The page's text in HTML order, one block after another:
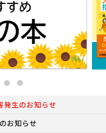
発生のお知らせ
お知らせ